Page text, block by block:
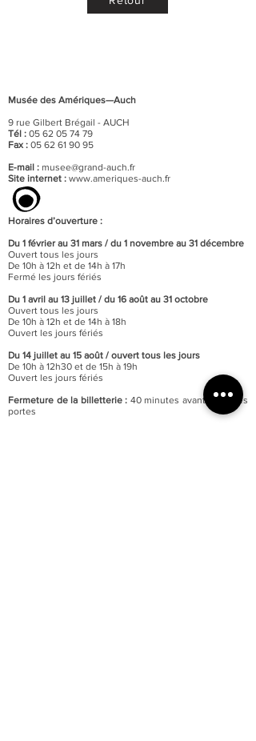
Musée des Amériques—Auch
9 rue Gilbert Brégail - AUCH
Tél : 05 62 05 74 79
Fax : 05 62 61 90 95
E-mail : musee@grand-auch.fr
Site internet : www.ameriques-auch.fr
Horaires d’ouverture :
Du 1 février au 31 mars / du 1 novembre au 31 décembre
Ouvert tous les jours
De 10h à 12h et de 14h à 17h
Fermé les jours fériés
Du 1 avril au 13 juillet / du 16 août au 31 octobre
Ouvert tous les jours
De 10h à 12h et de 14h à 18h
Ouvert les jours fériés
Du 14 juillet au 15 août / ouvert tous les jours
De 10h à 12h30 et de 15h à 19h
Ouvert les jours fériés
Fermeture de la billetterie : 40 minutes avant celle des
portes